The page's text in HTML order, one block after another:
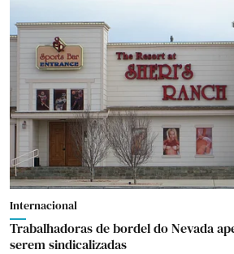
Internacional
Trabalhadoras de bordel do Nevada
serem sindicalizadas